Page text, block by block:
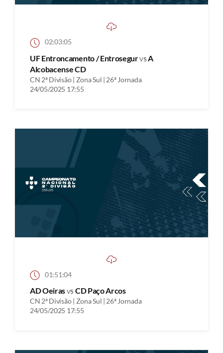
02:03:05
UF Entroncamento / EntrosegurvsA
Alcobacense CD
CN 2ª Divisão | Zona Sul | 26ª Jornada
24/05/2025 17:55
01:51:04
AD Oeirasvs CD Paço Arcos
CN 2ª Divisão | Zona Sul | 26ª Jornada
24/05/2025 17:55